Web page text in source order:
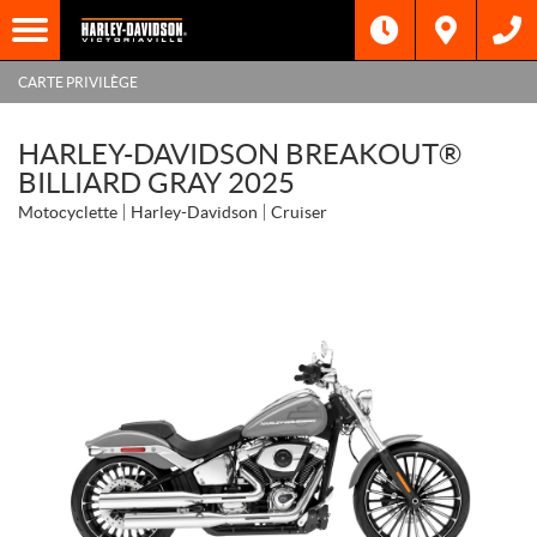
CARTE PRIVILÈGE
HARLEY-DAVIDSON BREAKOUT®
BILLIARD GRAY 2025
Motocyclette Harley-Davidson Cruiser